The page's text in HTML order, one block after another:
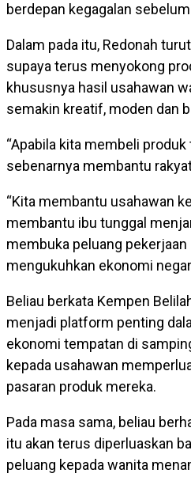
berdepan kegagalan
Dalam pada itu, Redonah
supaya terus menyokong
khususnya hasil usahawan
semakin kreatif, moden dan
“Apabila kita membeli
sebenarnya membantu
“Kita membantu usahawan
membantu ibu tunggal
membuka peluang pekerjaan
mengukuhkan ekonomi
Beliau berkata Kempen
menjadi platform penting
ekonomi tempatan di
kepada usahawan
pasaran produk mereka.
Pada masa sama, beliau
itu akan terus diperluaskan
peluang kepada wanita